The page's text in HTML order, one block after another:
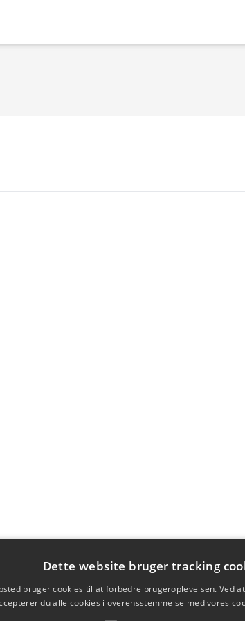
Dette website bruger tracking
bruger cookies til at forbedre brugeroplevelsen. Ved
du alle cookies i overensstemmelse med vores